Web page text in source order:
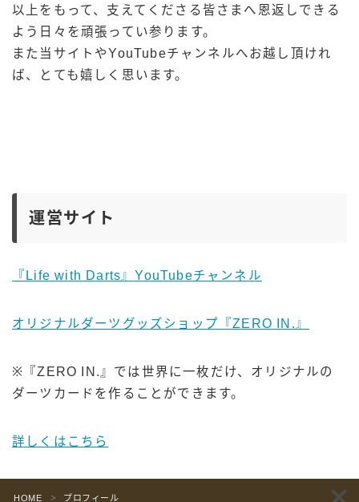
以上をもって、支えてくださる皆さまへ恩返しできる
よう日々を頑張ってい参ります。
また当サイトやYouTubeチャンネルへお越し頂けれ
ば、とても嬉しく思います。
運営サイト
『Life with Darts』YouTubeチャンネル
オリジナルダーツグッズショップ『ZERO IN.』
※『ZERO IN.』では世界に一枚だけ、オリジナルの
ダーツカードを作ることができます。
詳しくはこちら
HOME ＞ プロフィール